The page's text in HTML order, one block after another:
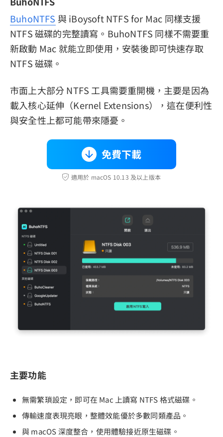
BuhoNTFS 與 iBoysoft NTFS for Mac 同樣支援
NTFS 磁碟的完整讀寫。BuhoNTFS 同樣不需要重
新啟動 Mac 就能立即使用，安裝後即可快速存取
NTFS 磁碟。
市面上大部分 NTFS 工具需要重開機，主要是因為
載入核心延伸（Kernel Extensions），這在便利性
與安全性上都可能帶來隱憂。
免費下載
適用於 macOS 10.13 及以上版本
主要功能
無需繁瑣設定，即可在 Mac 上讀寫 NTFS 格式磁碟。
傳輸速度表現亮眼，整體效能優於多數同類產品。
與 macOS 深度整合，使用體驗接近原生磁碟。